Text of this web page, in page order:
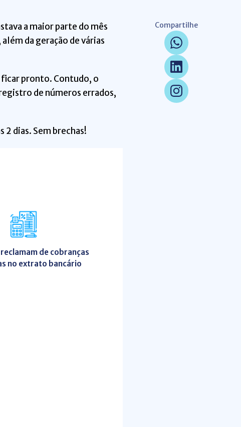
a maior parte do mês
da geração de várias
ficar pronto. Contudo, o
de números errados,
dias. Sem brechas!
de cobranças
no extrato bancário
Compartilhe